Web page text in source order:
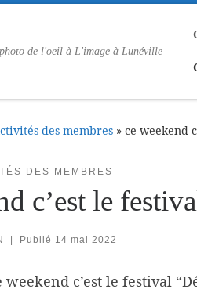
de l'oeil à L'image à Lunéville
des membres » ce weekend
DES MEMBRES
c’est le
| Publié 14 mai 2022
weekend c’est le festival